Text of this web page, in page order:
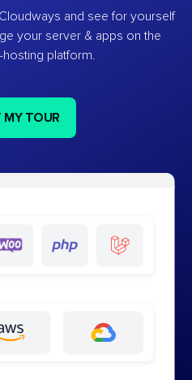
and see for yourself
your server & apps on the
platform.
MY TOUR